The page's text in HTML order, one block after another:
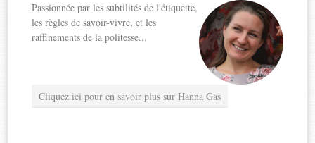
Passionnée par les subtilités de l'étiquette,
les règles de savoir-vivre, et les
raffinements de la politesse...
Cliquez ici pour en savoir plus sur Hanna Gas